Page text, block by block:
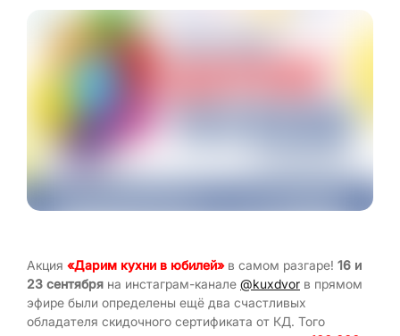
Акция «Дарим кухни в юбилей»в самом разгаре! 16 и
23 сентября на инстаграм-канале @kuxdvor в прямом
эфире были определены ещё два счастливых
обладателя скидочного сертификата от КД. Того